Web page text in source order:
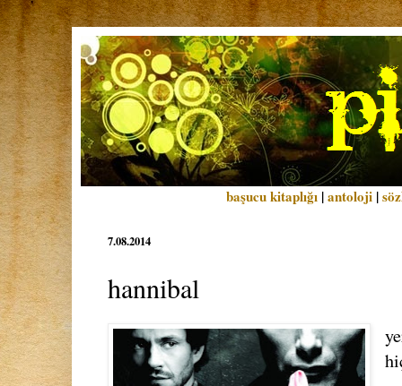
başucu kitaplığı |antoloji |
7.08.2014
hannibal